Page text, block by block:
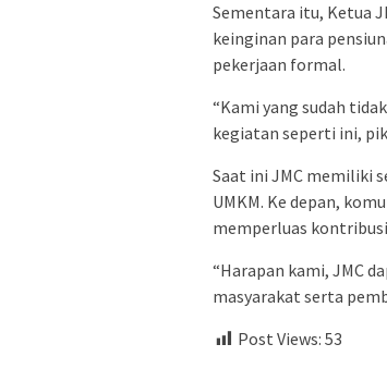
Sementara itu, Ketua
keinginan para
pekerjaan formal.
“Kami yang sudah
kegiatan seperti ini,
Saat ini JMC memiliki
UMKM. Ke depan,
memperluas
“Harapan kami, JMC
masyarakat serta
Post Views: 53